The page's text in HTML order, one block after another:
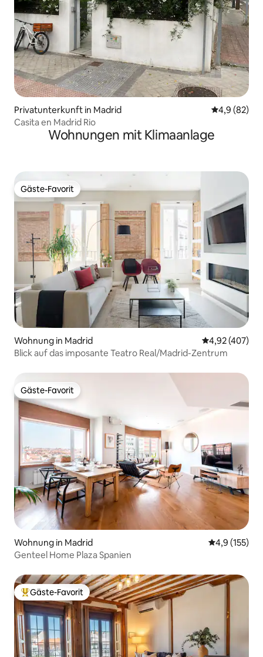
Privatunterkunft in Madrid
4,9 (82)
Casita en Madrid Rio
Wohnungen mit Klimaanlage
Gäste-Favorit
Gäste-Favorit
Wohnung in Madrid
4,92 (407)
Blick auf das imposante Teatro Real/Madrid-Zentrum
Gäste-Favorit
Gäste-Favorit
Wohnung in Madrid
4,9 (155)
Genteel Home Plaza Spanien
Beliebter Gäste-Favorit.
Gäste-Favorit